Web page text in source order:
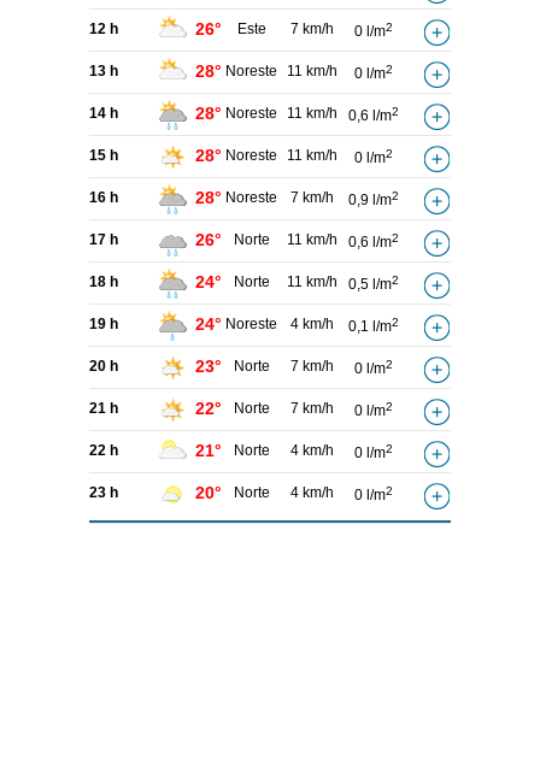
12 h 26° Este 7 km/h 0 l/m2
13 h 28° Noreste 11 km/h 0 l/m2
14 h 28° Noreste 11 km/h 0,6 l/m2
15 h 28° Noreste 11 km/h 0 l/m2
16 h 28° Noreste 7 km/h 0,9 l/m2
17 h 26° Norte 11 km/h 0,6 l/m2
18 h 24° Norte 11 km/h 0,5 l/m2
19 h 24° Noreste 4 km/h 0,1 l/m2
20 h 23° Norte 7 km/h 0 l/m2
21 h 22° Norte 7 km/h 0 l/m2
22 h 21° Norte 4 km/h 0 l/m2
23 h 20° Norte 4 km/h 0 l/m2